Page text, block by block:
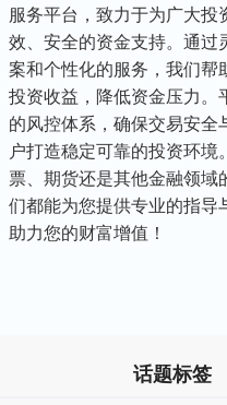
服务平台，致力于为广大投
效、安全的资金支持。通过
案和个性化的服务，我们帮
投资收益，降低资金压力。
的风控体系，确保交易安全
户打造稳定可靠的投资环境
票、期货还是其他金融领域
们都能为您提供专业的指导
助力您的财富增值！
话题标签